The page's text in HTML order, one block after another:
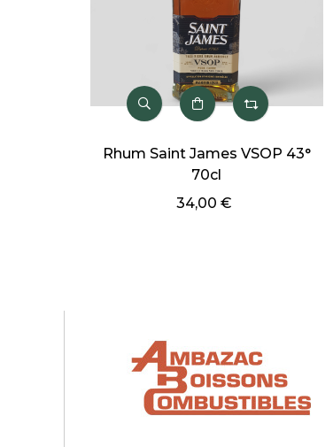
Rhum Saint James VSOP 43°
70cl
34,00 €